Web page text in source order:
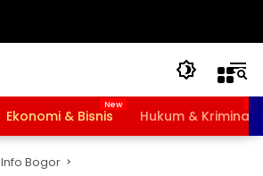
Ekonomi & Bisnis Hukum & Kriminal
Info Bogor